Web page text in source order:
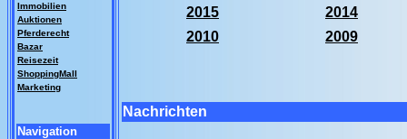
Immobilien
Auktionen
Pferderecht
Bazar
Reisezeit
ShoppingMall
Marketing
Navigation
2015
2014
2010
2009
Nachrichten